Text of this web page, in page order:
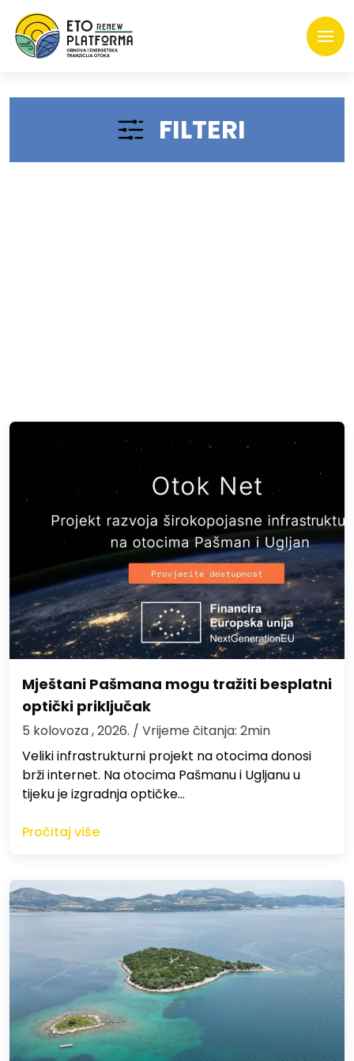
FILTERI
Mještani Pašmana mogu tražiti besplatni
optički priključak
5 kolovoza , 2026. / Vrijeme čitanja: 2min
Veliki infrastrukturni projekt na otocima donosi
brži internet. Na otocima Pašmanu i Ugljanu u
tijeku je izgradnja optičke…
Pročitaj više